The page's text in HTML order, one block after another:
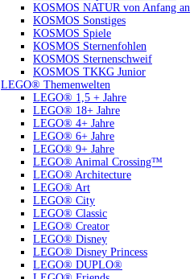
KOSMOS NATUR von Anfang an
KOSMOS Sonstiges
KOSMOS Spiele
KOSMOS Sternenfohlen
KOSMOS Sternenschweif
KOSMOS TKKG Junior
LEGO® Themenwelten
LEGO® 1,5 + Jahre
LEGO® 18+ Jahre
LEGO® 4+ Jahre
LEGO® 6+ Jahre
LEGO® 9+ Jahre
LEGO® Animal Crossing™
LEGO® Architecture
LEGO® Art
LEGO® City
LEGO® Classic
LEGO® Creator
LEGO® Disney
LEGO® Disney Princess
LEGO® DUPLO®